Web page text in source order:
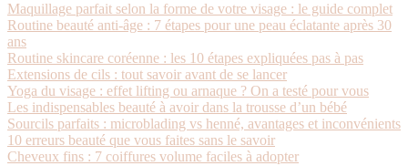
Maquillage parfait selon la forme de votre visage : le guide complet
Routine beauté anti-âge : 7 étapes pour une peau éclatante après 30
ans
Routine skincare coréenne : les 10 étapes expliquées pas à pas
Extensions de cils : tout savoir avant de se lancer
Yoga du visage : effet lifting ou arnaque ? On a testé pour vous
Les indispensables beauté à avoir dans la trousse d’un bébé
Sourcils parfaits : microblading vs henné, avantages et inconvénients
10 erreurs beauté que vous faites sans le savoir
Cheveux fins : 7 coiffures volume faciles à adopter